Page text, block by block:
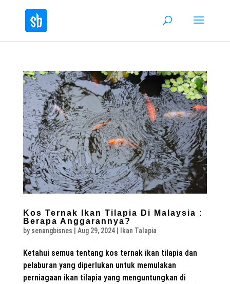
Kos Ternak Ikan Tilapia Di Malaysia :
Berapa Anggarannya?
by senangbisnes Aug 29, 2024| Ikan Talapia
Ketahui semua tentang kos ternak ikan tilapia dan
pelaburan yang diperlukan untuk memulakan
perniagaan ikan tilapia yang menguntungkan di